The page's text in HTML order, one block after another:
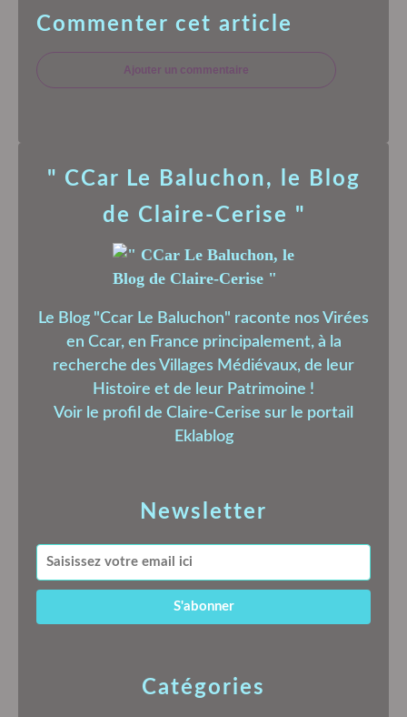
Commenter cet article
Ajouter un commentaire
Newsletter
Catégories
" CCar Le Baluchon, le Blog
de Claire-Cerise "
Le Blog "Ccar Le Baluchon" raconte nos Virées
en Ccar, en France principalement, à la
recherche des Villages Médiévaux, de leur
Histoire et de leur Patrimoine !
Voir le profil de Claire-Cerise sur le portail
Eklablog